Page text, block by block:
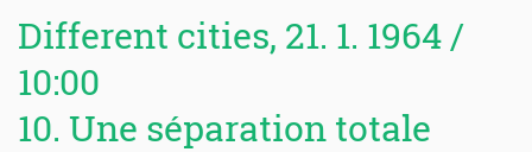
Different cities, 21. 1. 1964 /
10:00
10. Une séparation totale